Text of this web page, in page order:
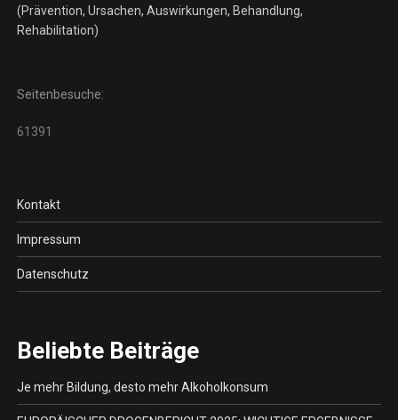
(Prävention, Ursachen, Auswirkungen, Behandlung,
Rehabilitation)
Seitenbesuche:
61391
Kontakt
Impressum
Datenschutz
Beliebte Beiträge
Je mehr Bildung, desto mehr Alkoholkonsum